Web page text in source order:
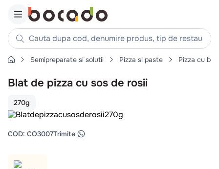
Cauta dupa cod, denumire produs, tip de restaurant,
Căutări populare
1. cartofi
. piept pui
3. pui
4. chifle
. coaste
Semipreparate si solutii Pizza si paste Pizza cu
Blat de pizza cu sos de rosii
270g
COD: CO3007Trimite